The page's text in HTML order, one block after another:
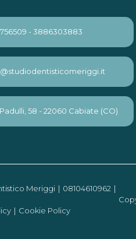
756509 - 3886303883
58 - 22060 Cabiate (CO)
Meriggi
08104610962
Cookie Policy